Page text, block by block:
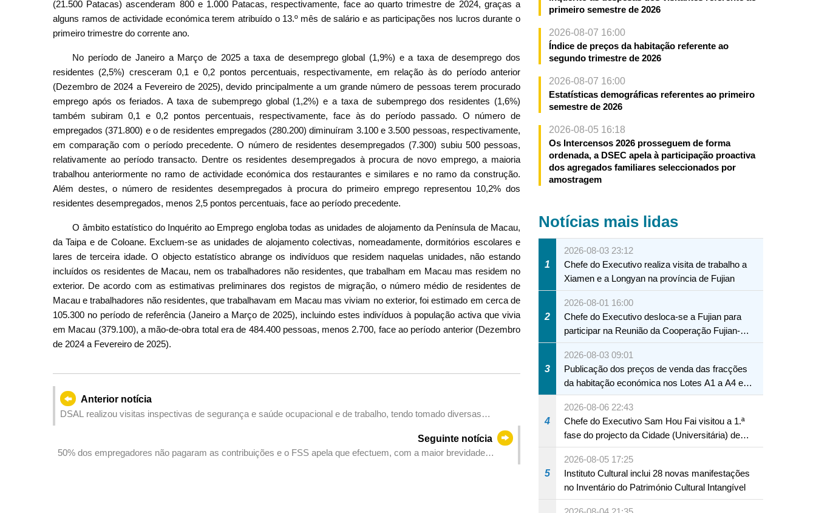
(21.500 Patacas) ascenderam 800 e 1.000 Patacas, respectivamente, face ao quarto trimestre de 2024, graças a
alguns ramos de actividade económica terem atribuído o 13.º mês de salário e as participações nos lucros durante o
primeiro trimestre do corrente ano.
No período de Janeiro a Março de 2025 a taxa de desemprego global (1,9%) e a taxa de desemprego dos
residentes (2,5%) cresceram 0,1 e 0,2 pontos percentuais, respectivamente, em relação às do período anterior
(Dezembro de 2024 a Fevereiro de 2025), devido principalmente a um grande número de pessoas terem procurado
emprego após os feriados. A taxa de subemprego global (1,2%) e a taxa de subemprego dos residentes (1,6%)
também subiram 0,1 e 0,2 pontos percentuais, respectivamente, face às do período passado. O número de
empregados (371.800) e o de residentes empregados (280.200) diminuíram 3.100 e 3.500 pessoas, respectivamente,
em comparação com o período precedente. O número de residentes desempregados (7.300) subiu 500 pessoas,
relativamente ao período transacto. Dentre os residentes desempregados à procura de novo emprego, a maioria
trabalhou anteriormente no ramo de actividade económica dos restaurantes e similares e no ramo da construção.
Além destes, o número de residentes desempregados à procura do primeiro emprego representou 10,2% dos
residentes desempregados, menos 2,5 pontos percentuais, face ao período precedente.
O âmbito estatístico do Inquérito ao Emprego engloba todas as unidades de alojamento da Península de Macau,
da Taipa e de Coloane. Excluem-se as unidades de alojamento colectivas, nomeadamente, dormitórios escolares e
lares de terceira idade. O objecto estatístico abrange os indivíduos que residem naquelas unidades, não estando
incluídos os residentes de Macau, nem os trabalhadores não residentes, que trabalham em Macau mas residem no
exterior. De acordo com as estimativas preliminares dos registos de migração, o número médio de residentes de
Macau e trabalhadores não residentes, que trabalhavam em Macau mas viviam no exterior, foi estimado em cerca de
105.300 no período de referência (Janeiro a Março de 2025), incluindo estes indivíduos à população activa que vivia
em Macau (379.100), a mão-de-obra total era de 484.400 pessoas, menos 2.700, face ao período anterior (Dezembro
de 2024 a Fevereiro de 2025).
Anterior notícia
DSAL realizou visitas inspectivas de segurança e saúde ocupacional e de trabalho, tendo tomado diversas
Seguinte notícia
50% dos empregadores não pagaram as contribuições e o FSS apela que efectuem, com a maior brevidade
primeiro semestre de 2026
2026-08-07 16:00
Índice de preços da habitação referente ao
segundo trimestre de 2026
2026-08-07 16:00
Estatísticas demográficas referentes ao primeiro
semestre de 2026
2026-08-05 16:18
Os Intercensos 2026 prosseguem de forma
ordenada, a DSEC apela à participação proactiva
dos agregados familiares seleccionados por
amostragem
Notícias mais lidas
1
2026-08-03 23:12
Chefe do Executivo realiza visita de trabalho a
Xiamen e a Longyan na província de Fujian
2
2026-08-01 16:00
Chefe do Executivo desloca-se a Fujian para
participar na Reunião da Cooperação Fujian-
Macau
3
2026-08-03 09:01
Publicação dos preços de venda das fracções
da habitação económica nos Lotes A1 a A4 e
A12 da Zona A dos Novos Aterros
4
2026-08-06 22:43
Chefe do Executivo Sam Hou Fai visitou a 1.ª
fase do projecto da Cidade (Universitária) de
Educação Internacional de Macau e Hengqin
5
2026-08-05 17:25
Instituto Cultural inclui 28 novas manifestações
no Inventário do Património Cultural Intangível